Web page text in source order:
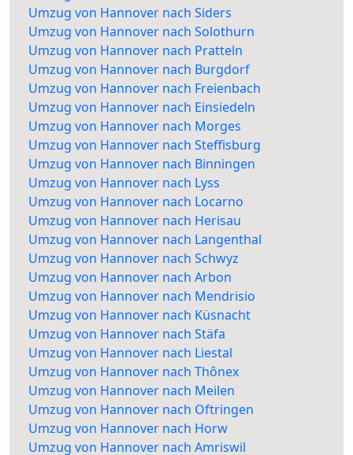
Umzug von Hannover nach Siders
Umzug von Hannover nach Solothurn
Umzug von Hannover nach Pratteln
Umzug von Hannover nach Burgdorf
Umzug von Hannover nach Freienbach
Umzug von Hannover nach Einsiedeln
Umzug von Hannover nach Morges
Umzug von Hannover nach Steffisburg
Umzug von Hannover nach Binningen
Umzug von Hannover nach Lyss
Umzug von Hannover nach Locarno
Umzug von Hannover nach Herisau
Umzug von Hannover nach Langenthal
Umzug von Hannover nach Schwyz
Umzug von Hannover nach Arbon
Umzug von Hannover nach Mendrisio
Umzug von Hannover nach Küsnacht
Umzug von Hannover nach Stäfa
Umzug von Hannover nach Liestal
Umzug von Hannover nach Thônex
Umzug von Hannover nach Meilen
Umzug von Hannover nach Oftringen
Umzug von Hannover nach Horw
Umzug von Hannover nach Amriswil